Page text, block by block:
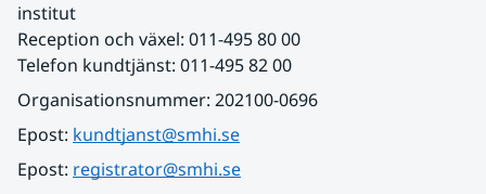
institut
Reception och växel: 011-495 80 00
Telefon kundtjänst: 011-495 82 00
Organisationsnummer: 202100-0696
Epost: kundtjanst@smhi.se
Epost: registrator@smhi.se